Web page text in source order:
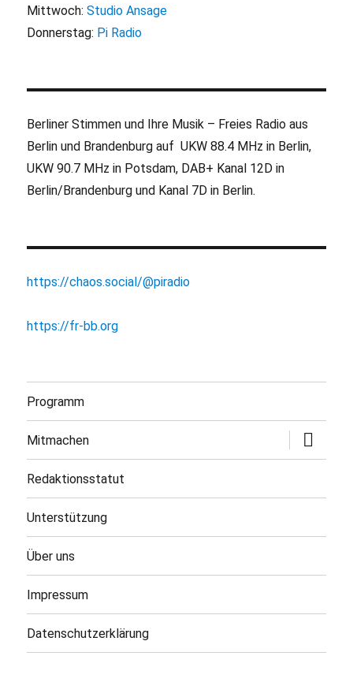
Mittwoch:Studio Ansage
Donnerstag: Pi Radio
Berliner Stimmen und Ihre Musik – Freies Radio aus
Berlin und Brandenburg auf UKW 88.4 MHz in Berlin,
UKW 90.7 MHz in Potsdam, DAB+ Kanal 12D in
Berlin/Brandenburg und Kanal 7D in Berlin.
https://chaos.social/@piradio
https://fr-bb.org
Programm
Mitmachen
öffnen
Redaktionsstatut
Unterstützung
Über uns
Impressum
Datenschutzerklärung